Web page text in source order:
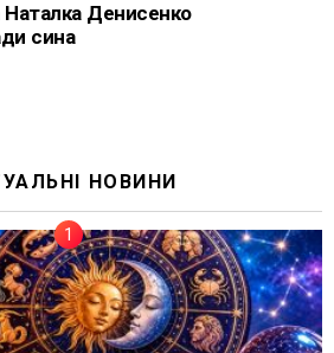
Наталка Денисенко
сина
НОВИНИ